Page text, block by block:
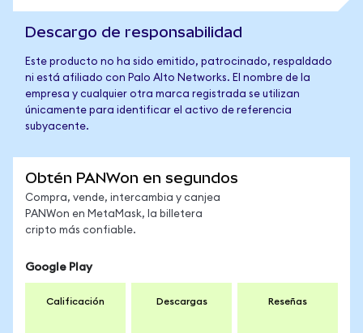
Descargo de responsabilidad
Este producto no ha sido emitido, patrocinado, respaldado
ni está afiliado con Palo Alto Networks. El nombre de la
empresa y cualquier otra marca registrada se utilizan
únicamente para identificar el activo de referencia
subyacente.
Obtén PANWon en segundos
Compra, vende, intercambia y canjea
PANWon en MetaMask, la billetera
cripto más confiable.
Google Play
Calificación Descargas Reseñas